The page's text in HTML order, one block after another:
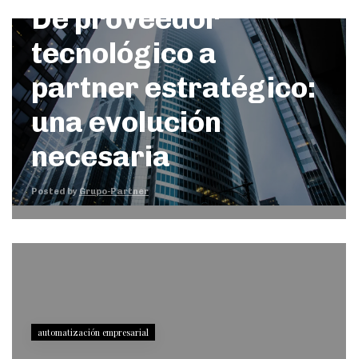
De proveedor
tecnológico a
partner estratégico:
una evolución
necesaria
Posted by Grupo-Partner
automatización empresarial